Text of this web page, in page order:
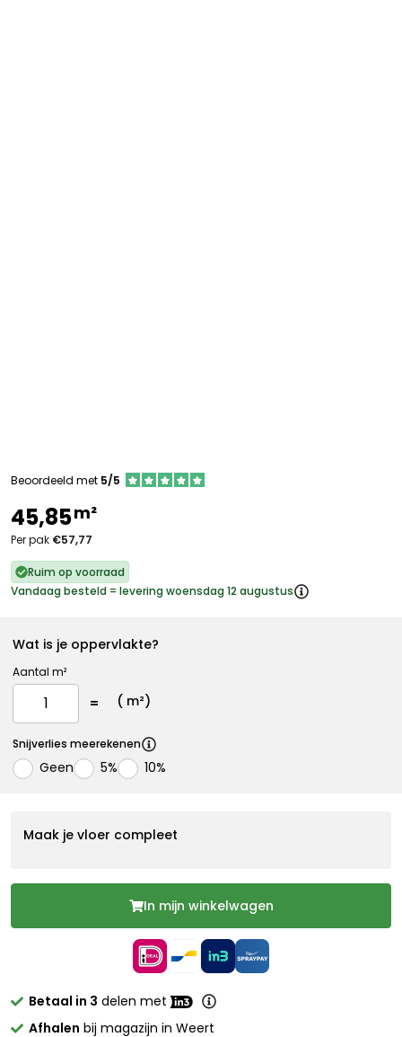
Beoordeeld met 5/5
45,85m²
Per pak €57,77
Ruim op voorraad
Vandaag besteld = levering woensdag 12 augustus
Wat is je oppervlakte?
Aantal m²
( m²)
Snijverlies meerekenen
Geen 5% 10%
Maak je vloer compleet
In mijn winkelwagen
Betaal in 3 delen met
Afhalen bij magazijn in Weert